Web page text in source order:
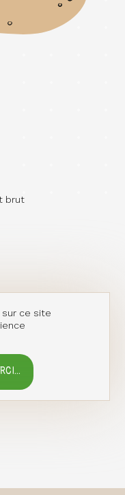
brut
ce site